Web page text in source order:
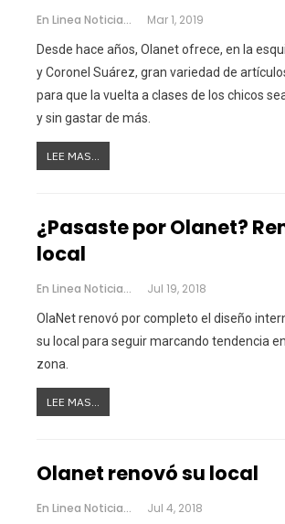
En Linea Noticias Mar 1, 2019
Desde hace años, Olanet ofrece, en la
y Coronel Suárez, gran variedad de
para que la vuelta a clases de los chicos
y sin gastar de más.
LEE MAS...
¿Pasaste por Olanet?
local
En Linea Noticias Jul 19, 2018
OlaNet renovó por completo el diseño
su local para seguir marcando tendencia
zona.
LEE MAS...
Olanet renovó su local
En Linea Noticias Jul 4, 2018